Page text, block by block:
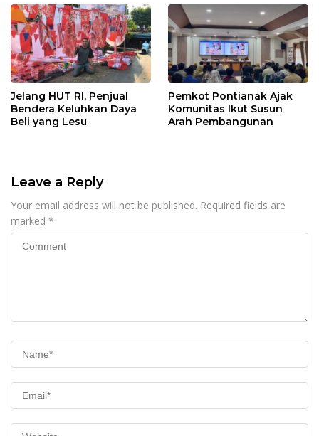
Jelang HUT RI, Penjual
Bendera Keluhkan Daya
Beli yang Lesu
Pemkot Pontianak Ajak
Komunitas Ikut Susun
Arah Pembangunan
Leave a Reply
Your email address will not be published. Required fields are
marked *